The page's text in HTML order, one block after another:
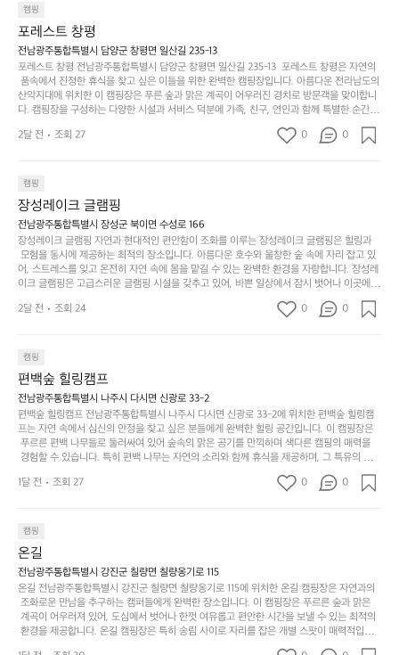
다.
그
럴
때
는
차
을
가
려
보
세
요.
튼
을
조
용
히
o
l
a
고
다
니
고
싶
어
는
크
기,
무
게,
이
의
아
주
미
가
존
재
합
하
지
않
은
디
자
웃
도
어
의
경
럽
게
이
어
주
E
M
O
U
무
좋
네
요
이
이
라
고
해
야
하
리
를
잡
았
는
하
고
경
치
함께 좋은 시간을 보낼 수 있다는 것입니다. 또한, 하이글루 인근에는 다양한 트레킹 코스와
자전거 도로가 있어 아웃도어 활동을 좋아하는 이들에게 더욱 참조할 만한 장소가 됩니다.
담양의 아름다운 자연과 함께, 건강한 레저 활동을 즐기며 행복한 캠핑 경험을 쌓으실 수 있
습니다. 하이글루에서 특별한 순간을 만끽해보세요. 따뜻한 햇살과 함께하는 아침, 상징적인
담양의 죽녹원과 함께 어우러진 저녁, 그리고 고요한 밤하늘 아래에서 별을 바라보며 나누는
이야기들은 여러분의 캠핑 여행을 더욱 특별하게 만들어 줄 것입니다.  인기 정도: ★★★★
★
캠핑
포레스트 창평
전남광주통합특별시 담양군 창평면 일산길 235-13
포레스트 창평 전남광주통합특별시 담양군 창평면 일산길 235-13  포레스트 창평은 자연의
품속에서 진정한 휴식을 찾고 싶은 이들을 위한 완벽한 캠핑장입니다. 아름다운 전라남도의
산악지대에 위치한 이 캠핑장은 푸른 숲과 맑은 계곡이 어우러진 경치로 방문객을 맞이합니
다. 캠핑장을 구성하는 다양한 시설과 서비스 덕분에 가족, 친구, 연인과 함께 특별한 순간을
만들어갈 수 있는 최적의 공간이 됩니다.  포레스트 창평은 주말마다 직접 재배한 신선한 농
산물을 제공하는 캠핑장으로, 현지에서만 느낄 수 있는 자연의 맛을 경험할 수 있습니다. 또
으며 깊은 숙면을 취할 수 있는 기회를 제공합니다.  이곳은 자연과의 완벽한 조화를 이루며,
다채로운 야외 활동을 제공합니다. 특히 어린이들은 안전하게 놀 수 있는 놀이시설이 마련
되어 있어 부모님들과 함께 즐거운 시간을 보낼 수 있습니다. 주변의 다양한 관광지와 먹거
리를 탐험하는 재미도 포레스트 창평의 매력 중 하나입니다.  또한, 캠핑장을 방문한 후 지속
적으로 재방문하는 이들이 많아 인기가 날로 상승하고 있습니다. 포레스트 창평은 단순한 캠
핑 그 이상을 제공하며, 자연을 사랑하는 모든 이들에게 꼭 한번 경험해봐야 할 장소로 자리
잡았습니다.  인기 정도: ★★★★★
2달 전 조회 27 0 0
캠핑
장성레이크 글램핑
전남광주통합특별시 장성군 북이면 수성로 166
장성레이크 글램핑 자연과 현대적인 편안함이 조화를 이루는 장성레이크 글램핑은 힐링과
모험을 동시에 제공하는 최적의 장소입니다. 아름다운 호수와 울창한 숲 속에 자리 잡고 있
어, 스트레스를 잊고 온전히 자연 속에 몸을 맡길 수 있는 완벽한 환경을 자랑합니다. 장성레
이크 글램핑은 고급스러운 글램핑 시설을 갖추고 있어, 바쁜 일상에서 잠시 벗어나 이곳에
오면 사치스러운 휴식이 가능해집니다. 독립된 텐트에서 제공되는 특별한 불멍 공간은 소중
한 사람과 함께 따뜻한 이야기를 나눌 수 있는 소중한 시간을 만들어 줍니다. 또한, 주변의 자
을 창출하는 시간이 될 것입니다. 특히 식사를 좋아하는 분들에게는 매주 특별한 바비큐 파
티와 지역에서 나는 신선한 재료로 만든 다양한 요리를 제공하여 미각을 만족시켜 줍니다.
장성레이크 글램핑은 그 아름다운 경관과 최고 품질의 시설 덕분에 최근 몇 년 사이에 특히
주목받고 있는 캠핑장 중 하나입니다. 주말이면 방문객이 가득해 예약이 빠르게 차는 만큼
미리 일정을 계획하시는 것이 좋습니다. 나만의 프라이빗한 공간에서 가족 및 사랑하는 사
람들과 함께하세요. 당신의 대자연 속 힐링을 기다리는 장성레이크 글램핑은 언젠가 반드시
방문해봐야 할 명소로 자리매김하였습니다. 인기 정도: ★★★★★
2달 전 조회 24 0 0
캠핑
편백숲 힐링캠프
전남광주통합특별시 나주시 다시면 신광로 33-2
편백숲 힐링캠프 전남광주통합특별시 나주시 다시면 신광로 33-2에 위치한 편백숲 힐링캠
프는 자연 속에서 심신의 안정을 찾고 싶은 분들에게 완벽한 힐링 공간입니다. 이 캠핑장은
푸르른 편백 나무들로 둘러싸여 있어 숲속의 맑은 공기를 만끽하며 색다른 캠핑의 매력을
경험할 수 있습니다. 특히 편백 나무는 자연의 소리와 함께 휴식을 제공하며, 그 특유의 아로
마향이 심리적 안정감을 가져다줍니다. 이곳에서 아침 햇살을 맞으며 조용한 숲속에서의 커
피 한 잔은 그 어떤 도시의 카페에서 느끼기 힘든 특별함을 선사합니다. 편백숲 힐링캠프는
즐길 수 있는 기회도 많은데, 자전거를 타거나 숲속을 거닐며 다양한 생태계를 체험해보는
것도 일상의 스트레스를 잊게 해줍니다. 또한, 캠프파이어를 즐기며 별빛 아래서 시간을 보
내는 것은 일상에서 벗어나 새로운 여유를 찾는 방법입니다. 운영자는 항상 방문객의 편안함
과 안전을 최우선으로 생각하고 있으며, 깨끗하고 잘 관리된 시설을 자랑합니다. 가족들이
함께하는 모닥불 구이 파티나 친구들과의 캠핑 퀴즈도 놓칠 수 없는 재미가 됩니다. 자연과
의 조화 속에서 힐링할 수 있는 편백숲 힐링캠프는 현대인의 바쁜 일상에서 벗어나 소중한
시간을 가지고 싶은 분들에게 특히 추천드립니다. 지금 바로 나주로 떠나 여유로움과 행복
이 가득한 캠핑을 경험해보세요! 인기 정도: ★★★★☆
1달 전 조회 27 0 0
캠핑
온길
전남광주통합특별시 강진군 칠량면 칠량옹기로 115
온길 전남광주통합특별시 강진군 칠량면 칠량옹기로 115에 위치한 온길 캠핑장은 자연과의
조화로운 만남을 추구하는 캠퍼들에게 완벽한 장소입니다. 이 캠핑장은 푸르른 숲과 맑은
계곡이 어우러져 있어, 도심에서 벗어나 한껏 여유롭고 편안한 시간을 보낼 수 있는 최적의
환경을 제공합니다. 온길 캠핑장은 특히 송림 사이로 자리를 잡은 개별 스팟이 매력적입니
다. 각 사이트마다 적당한 간격이 유지되어 있어 프라이빗한 캠핑을 선호하는 분들에게는 더